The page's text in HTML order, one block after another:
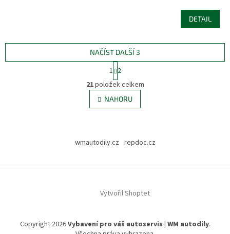
DETAIL
O
v
l
á
í
r
y
p
NAČÍST DALŠÍ 3
t
r
á
n
k
n
1 2
21položek celkem
NAHORU
wmautodily.cz repdoc.cz
Vytvořil Shoptet
Copyright 2026Vybavení pro váš autoservis | WM autodily.